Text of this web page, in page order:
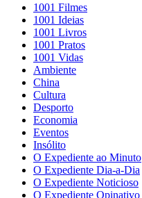
1001 Filmes
1001 Ideias
1001 Livros
1001 Pratos
1001 Vidas
Ambiente
China
Cultura
Desporto
Economia
Eventos
Insólito
O Expediente ao Minuto
O Expediente Dia-a-Dia
O Expediente Noticioso
O Expediente Opinativo